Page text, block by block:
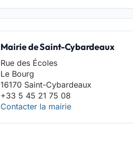
Mairie de Saint-Cybardeaux
Rue des Écoles
Le Bourg
16170 Saint-Cybardeaux
+33 5 45 21 75 08
Contacter la mairie